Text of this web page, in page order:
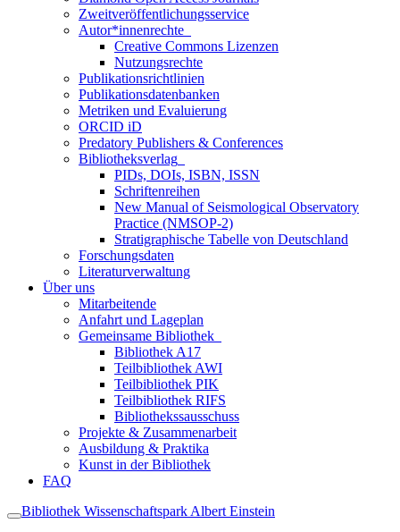
Zweitveröffentlichungsservice
Autor*innenrechte
Creative Commons Lizenzen
Nutzungsrechte
Publikationsrichtlinien
Publikationsdatenbanken
Metriken und Evaluierung
ORCID iD
Predatory Publishers & Conferences
Bibliotheksverlag
PIDs, DOIs, ISBN, ISSN
Schriftenreihen
New Manual of Seismological Observatory
Practice (NMSOP-2)
Stratigraphische Tabelle von Deutschland
Forschungsdaten
Literaturverwaltung
Über uns
Mitarbeitende
Anfahrt und Lageplan
Gemeinsame Bibliothek
Bibliothek A17
Teilbibliothek AWI
Teilbibliothek PIK
Teilbibliothek RIFS
Bibliothekssausschuss
Projekte & Zusammenarbeit
Ausbildung & Praktika
Kunst in der Bibliothek
FAQ
Bibliothek Wissenschaftspark Albert Einstein